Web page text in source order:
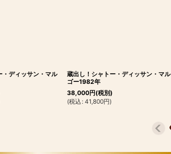
・ディッサン・マル
蔵出し！シャトー・ディッサン・マル
ゴー1982年
38,000円(税別)
(税込 : 41,800円)